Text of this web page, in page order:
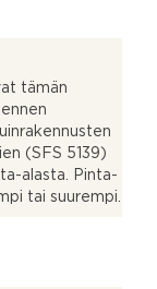
tämän
(SFS 5139)
alasta. Pinta-
tai suurempi.